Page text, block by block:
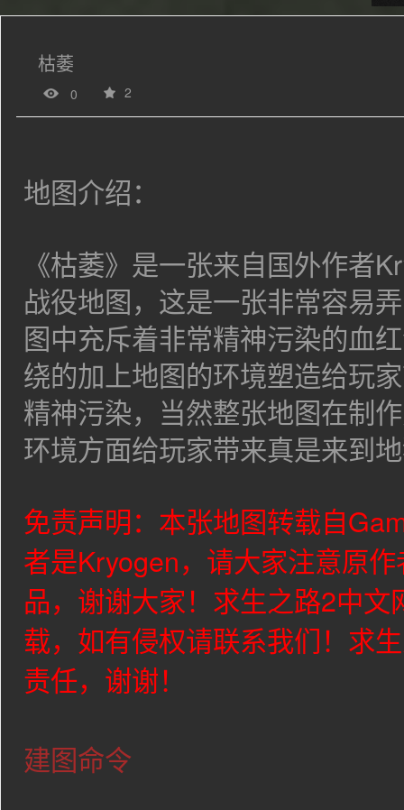
枯萎
0 2
地图介绍：
《枯萎》是一张来自国外作者
战役地图，这是一张非常容易
图中充斥着非常精神污染的血
绕的加上地图的环境塑造给玩
精神污染，当然整张地图在制
环境方面给玩家带来真是来到
免责声明：本张地图转载自
者是Kryogen，请大家注意原
品，谢谢大家！求生之路2中
载，如有侵权请联系我们！求
责任，谢谢！
建图命令